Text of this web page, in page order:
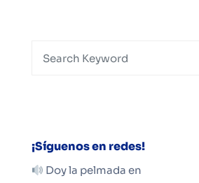
¡Síguenos en redes!
Doy la pelmada en